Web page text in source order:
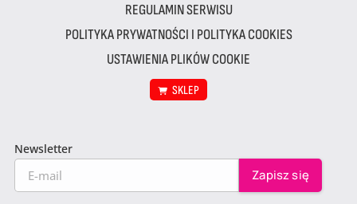
REGULAMIN SERWISU
POLITYKA PRYWATNOŚCI I POLITYKA COOKIES
USTAWIENIA PLIKÓW COOKIE
SKLEP
Newsletter